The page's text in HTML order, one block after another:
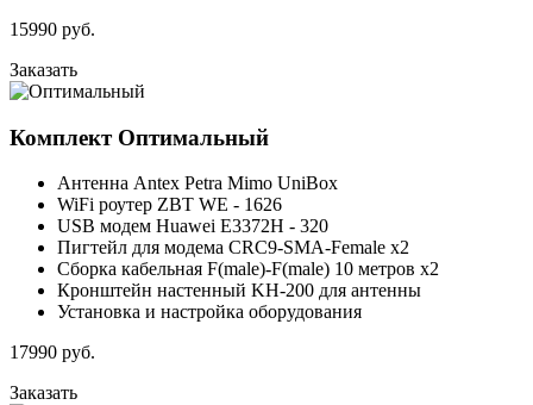
15990 руб.
Заказать
Комплект Оптимальный
Антенна Antex Petra Mimo UniBox
WiFi роутер ZBT WE - 1626
USB модем Huawei E3372H - 320
Пигтейл для модема CRC9-SMA-Female x2
Сборка кабельная F(male)-F(male) 10 метров x2
Кронштейн настенный KH-200 для антенны
Установка и настройка оборудования
17990 руб.
Заказать